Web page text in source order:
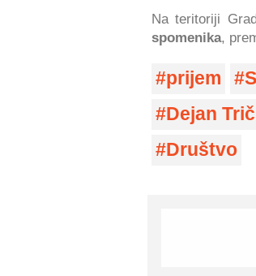
Na teritoriji
spomenika,
prijem
Dejan
Društvo